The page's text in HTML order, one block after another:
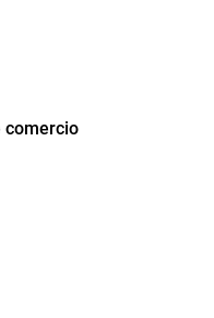
comercio